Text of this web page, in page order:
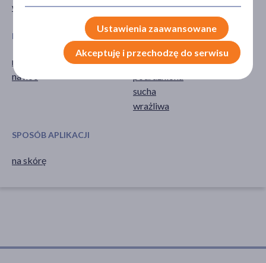
wazelina
PORA STOSOWANIA
na dzień
na noc
odwodniona
sucha
wrażliwa
SPOSÓB APLIKACJI
na skórę
Ustawienia zaawansowane
Akceptuję i przechodzę do serwisu